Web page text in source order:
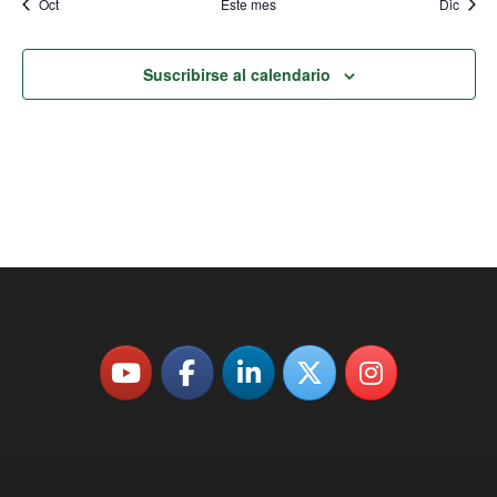
Oct Este mes Dic
Suscribirse al calendario